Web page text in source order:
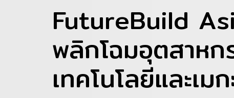
FutureBuild
พลิกโฉมอุตสาหก
เทคโนโลยีและเม